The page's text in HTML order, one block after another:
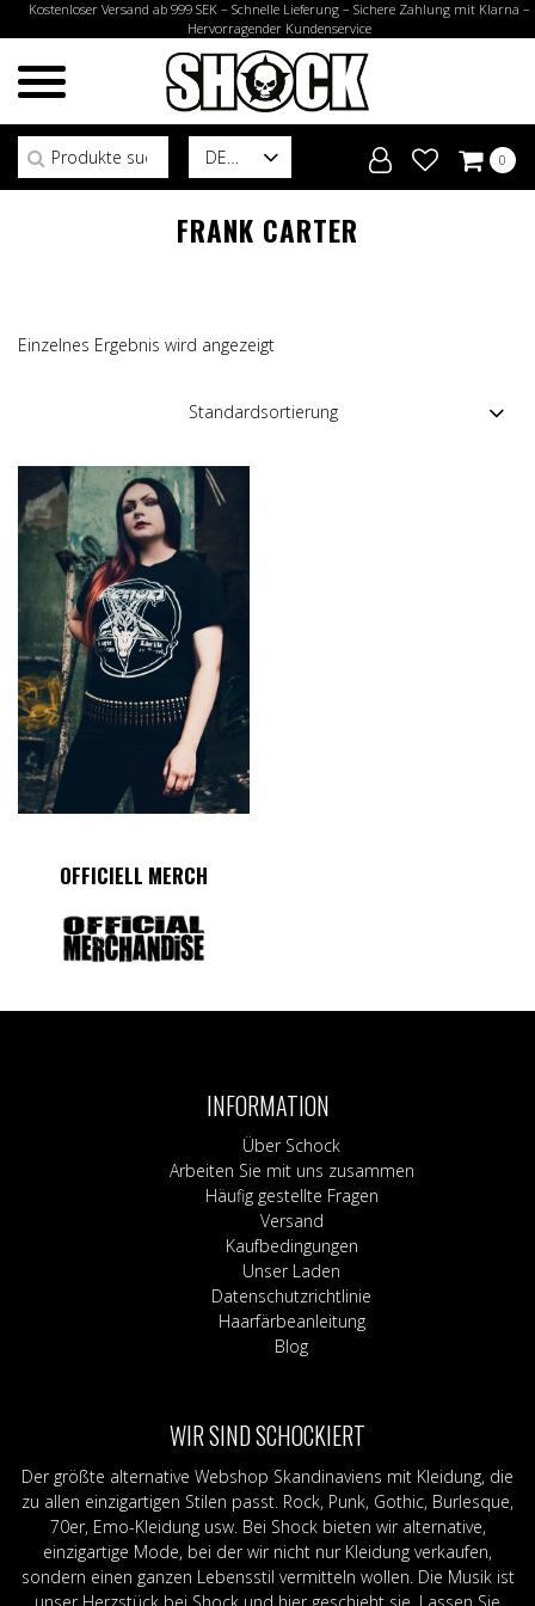
Kostenloser Versand ab 999 SEK – Schnelle Lieferung – Sichere Zahlung mit Klarna –
Hervorragender Kundenservice
DE
Suchen nach:
0
FRANK CARTER
Einzelnes Ergebnis wird angezeigt
OFFICIELL MERCH
INFORMATION
Über Schock
Arbeiten Sie mit uns zusammen
Häufig gestellte Fragen
Versand
Kaufbedingungen
Unser Laden
Datenschutzrichtlinie
Haarfärbeanleitung
Blog
WIR SIND SCHOCKIERT
Der größte alternative Webshop Skandinaviens mit Kleidung, die
zu allen einzigartigen Stilen passt. Rock, Punk, Gothic, Burlesque,
70er, Emo-Kleidung usw. Bei Shock bieten wir alternative,
einzigartige Mode, bei der wir nicht nur Kleidung verkaufen,
sondern einen ganzen Lebensstil vermitteln wollen. Die Musik ist
unser Herzstück bei Shock und hier geschieht sie. Lassen Sie